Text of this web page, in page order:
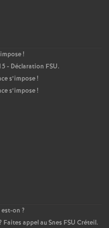
!
- Déclaration FSU.
s’impose!
s’impose!
est-on ?
Faites appel au Snes FSU Créteil.